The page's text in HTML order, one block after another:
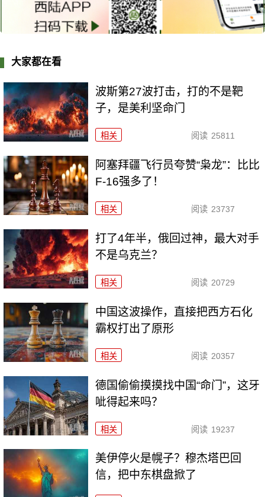
大家都在看
波斯第27波打击，打的不是靶
子，是美利坚命门
相关 阅读 25811
阿塞拜疆飞行员夸赞“枭龙”：比比
F-16强多了！
相关 阅读 23737
打了4年半，俄回过神，最大对手
不是乌克兰？
相关 阅读 20729
中国这波操作，直接把西方石化
霸权打出了原形
相关 阅读 20357
德国偷偷摸摸找中国“命门”，这牙
呲得起来吗？
相关 阅读 19237
美伊停火是幌子？穆杰塔巴回
信，把中东棋盘掀了